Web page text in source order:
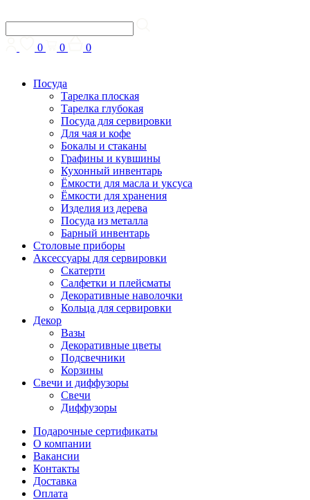
0 0 0
Посуда
Тарелка плоская
Тарелка глубокая
Посуда для сервировки
Для чая и кофе
Бокалы и стаканы
Графины и кувшины
Кухонный инвентарь
Ёмкости для масла и уксуса
Ёмкости для хранения
Изделия из дерева
Посуда из металла
Барный инвентарь
Столовые приборы
Аксессуары для сервировки
Скатерти
Cалфетки и плейсматы
Декоративные наволочки
Кольца для сервировки
Декор
Вазы
Декоративные цветы
Подсвечники
Корзины
Свечи и диффузоры
Свечи
Диффузоры
Подарочные сертификаты
О компании
Вакансии
Контакты
Доставка
Оплата